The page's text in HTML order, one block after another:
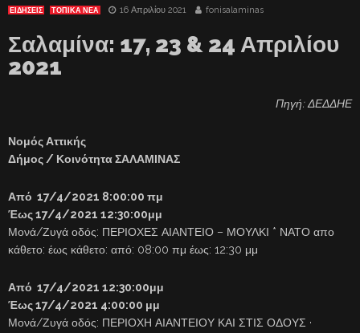
ΕΙΔΗΣΕΙΣ ΤΟΠΙΚΑ ΝΕΑ 16 Απριλίου 2021 fonisalaminas
Σαλαμίνα: 17, 23 & 24 Απριλίου
2021
Πηγή: ΔΕΔΔΗΕ
Νομός Αττικής
Δήμος / Κοινότητα ΣΑΛΑΜΙΝΑΣ
Από 17/4/2021 8:00:00 πμ
Έως 17/4/2021 12:30:00μμ
Μονά/Ζυγά οδός: ΠΕΡΙΟΧΕΣ ΑΙΑΝΤΕΙΟ – ΜΟΥΛΚΙ * ΝΑΤΟ απο
κάθετο: έως κάθετο: από: 08:00 πμ έως: 12:30 μμ
Από 17/4/2021 12:30:00μμ
Έως 17/4/2021 4:00:00 μμ
Μονά/Ζυγά οδός: ΠΕΡΙΟΧΗ ΑΙΑΝΤΕΙΟΥ ΚΑΙ ΣΤΙΣ ΟΔΟΥΣ ·